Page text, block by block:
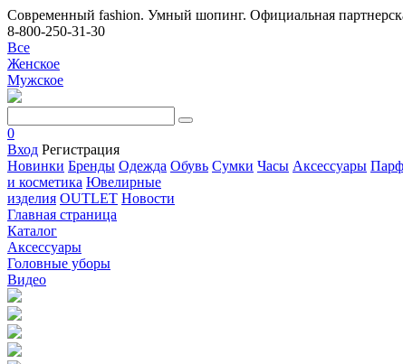
Современный fashion. Умный шопинг. Официальная
8-800-250-31-30
Все
Женское
Мужское
0
Вход Регистрация
Новинки Бренды Одежда Обувь Сумки Часы Аксессуары
и косметика Ювелирные
изделия OUTLET Новости
Главная страница
Каталог
Аксессуары
Головные уборы
Видео